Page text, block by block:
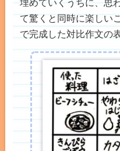
て驚くと同時に楽しい
で完成した対比作文の